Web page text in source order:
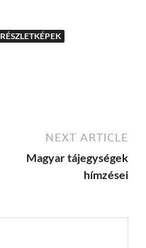
RÉSZLETKÉPEK
NEXT ARTICLE
Magyar tájegységek
hímzései